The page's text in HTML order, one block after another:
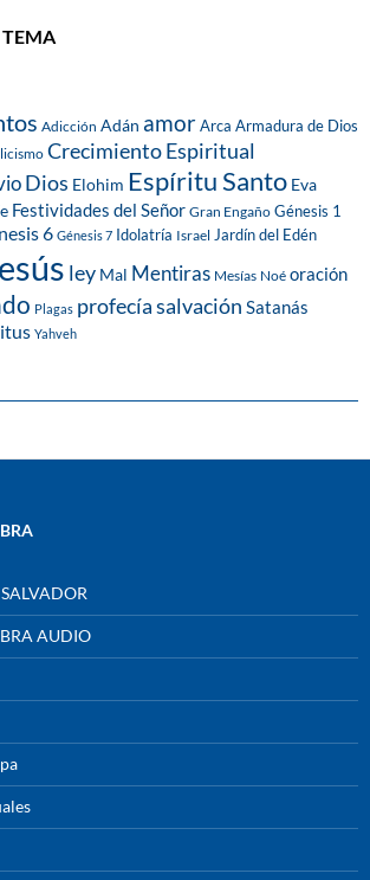
TEMA
Adicción Adán amorArca Armadura de Dios
Crecimiento Espiritual
Dios Elohim Espíritu Santo Eva
Festividades del Señor Gran Engaño Génesis 1
6 Génesis 7 Idolatría Israel Jardín del Edén
ley Mal Mentiras Mesías Noé oración
Plagas profecíasalvación Satanás
Yahveh
SALVADOR
AUDIO